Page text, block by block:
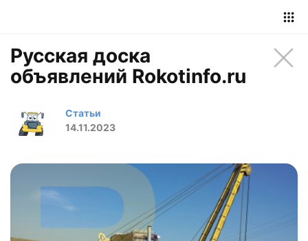
Русская доска
объявлений Rokotinfo.ru
Статьи
14.11.2023